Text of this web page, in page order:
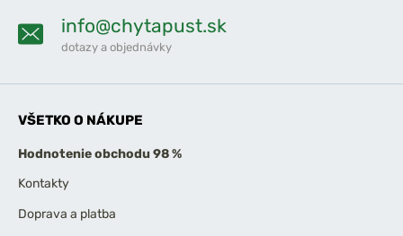
info@chytapust.sk
dotazy a objednávky
VŠETKO O NÁKUPE
Hodnotenie obchodu 98 %
Kontakty
Doprava a platba